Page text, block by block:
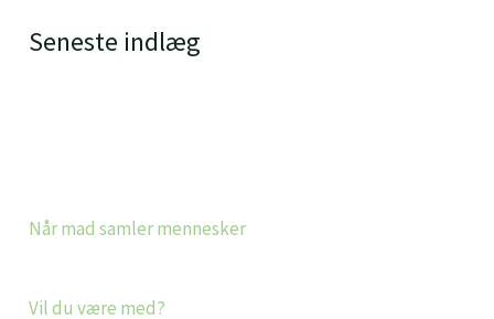
Seneste indlæg
Når mad samler mennesker
Vil du være med?